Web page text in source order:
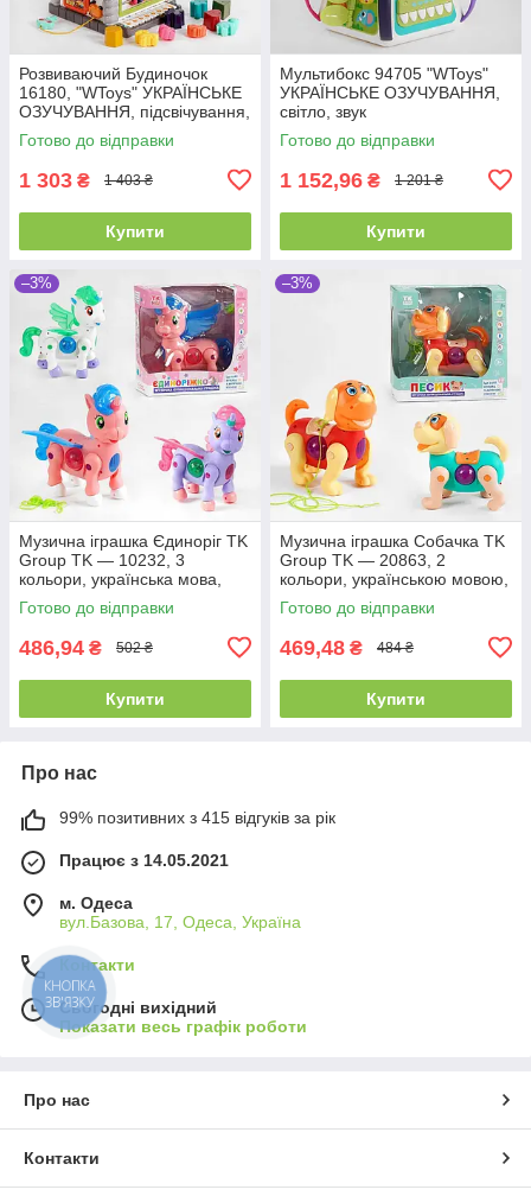
Розвиваючий Будиночок
16180, "WToys" УКРАЇНСЬКЕ
ОЗУЧУВАННЯ, підсвічування,
звуки, 8 пісень, сортер
Готово до відправки
1 303 ₴ 1 403 ₴
Купити
Мультибокс 94705 "WToys"
УКРАЇНСЬКЕ ОЗУЧУВАННЯ,
світло, звук
Готово до відправки
1 152,96 ₴ 1 201 ₴
Купити
–3%
Музична іграшка Єдиноріг TK
Group TK — 10232, 3
кольори, українська мова,
звук, підсвітка
Готово до відправки
486,94 ₴ 502 ₴
Купити
–3%
Музична іграшка Собачка TK
Group TK — 20863, 2
кольори, українською мовою,
батарейками
Готово до відправки
469,48 ₴ 484 ₴
Купити
Про нас
99% позитивних з 415 відгуків за рік
Працює з 14.05.2021
м. Одеса
вул.Базова, 17, Одеса, Україна
Контакти
Сьогодні вихідний
Показати весь графік роботи
Про нас
Контакти
КНОПКА
ЗВ'ЯЗКУ